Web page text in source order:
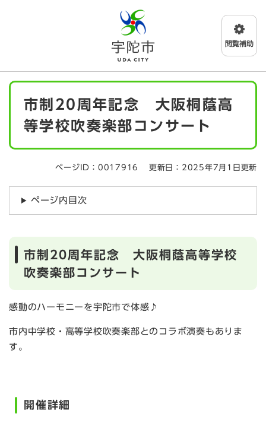
メニューを飛ばして本文へ
本
市制20周年記念 大阪桐蔭高
等学校吹奏楽部コンサート
ページID：0017916 更新日：2025年7月1日更新
ページ内目次
市制20周年記念 大阪桐蔭高等学校
吹奏楽部コンサート
感動のハーモニーを宇陀市で体感♪
市内中学校・高等学校吹奏楽部とのコラボ演奏もありま
す。
開催詳細